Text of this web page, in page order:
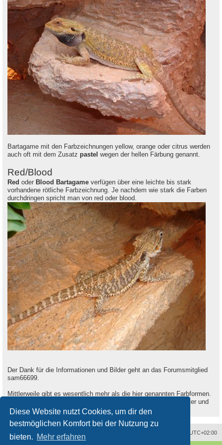
Diese Website nutzt Cookies, um dir den
bestmöglichen Komfort bei der Nutzung zu
bieten. Mehr erfahren
Bartagame mit den Farbzeichnungen yellow, orange oder citrus werden
auch oft mit dem Zusatz pastel wegen der hellen Färbung genannt.
Red/Blood
Red oder Blood Bartagame verfügen über eine leichte bis stark
vorhandene rötliche Farbzeichnung. Je nachdem wie stark die Farben
durchdringen spricht man von red oder blood.
Der Dank für die Informationen und Bilder geht an das Forumsmitglied
sam66699.
Mittlerweile gibt es wesentlich mehr als die hier genannten Farbformen.
Grund dafür sind die meist eigens vergebenen Namen der Züchter und
die schnell zunehmende Anzahl and Farbzuchten.
UTC+02:00